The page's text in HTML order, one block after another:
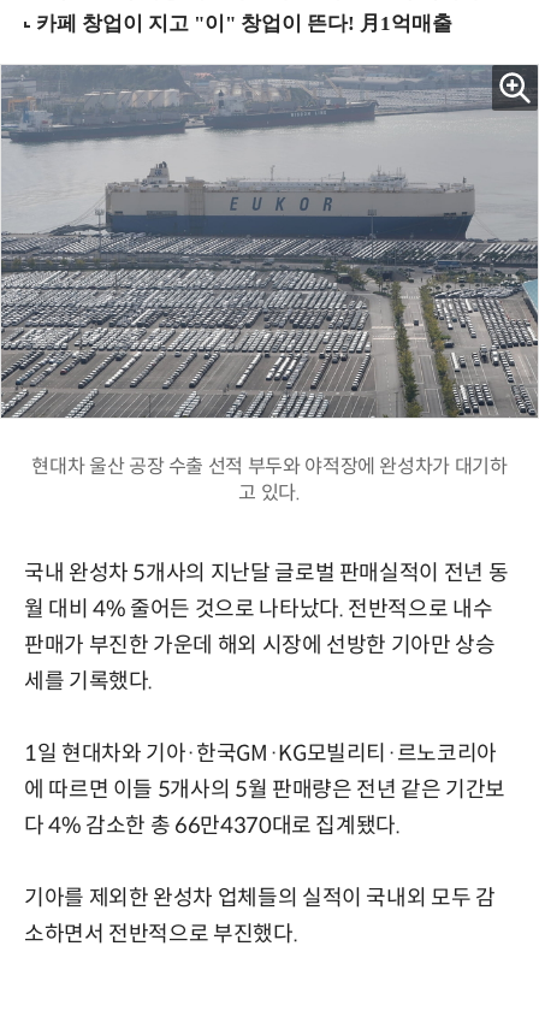
현대차 울산 공장 수출 선적 부두와 야적장에 완성차가 대기하
고 있다.
국내 완성차 5개사의 지난달 글로벌 판매실적이 전년 동
월 대비 4% 줄어든 것으로 나타났다. 전반적으로 내수
판매가 부진한 가운데 해외 시장에 선방한 기아만 상승
세를 기록했다.
1일 현대차와 기아·한국GM·KG모빌리티·르노코리아
에 따르면 이들 5개사의 5월 판매량은 전년 같은 기간보
다 4% 감소한 총 66만4370대로 집계됐다.
기아를 제외한 완성차 업체들의 실적이 국내외 모두 감
소하면서 전반적으로 부진했다.